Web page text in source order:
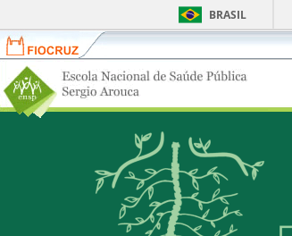
BRASIL
Fiocruz
Portal
ENSP
-